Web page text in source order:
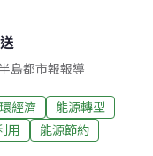
島都市報報導
經濟
能源轉型
用 能源節約